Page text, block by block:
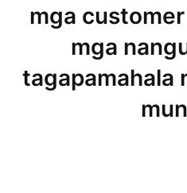
mga
mga
tagapamahala